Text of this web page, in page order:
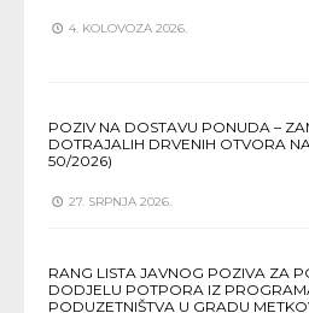
4. KOLOVOZA 2026.
POZIV NA DOSTAVU PONUDA –
DOTRAJALIH DRVENIH OTVORA
50/2026)
27. SRPNJA 2026.
RANG LISTA JAVNOG POZIVA ZA
DODJELU POTPORA IZ
PODUZETNIŠTVA U GRADU